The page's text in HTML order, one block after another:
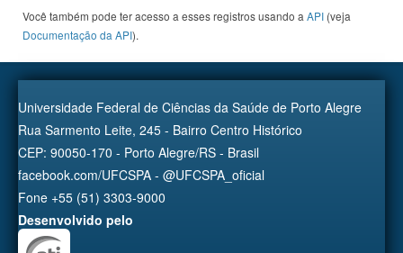
Você também pode ter acesso a esses registros usando a API (veja
Documentação da API).
Universidade Federal de Ciências da Saúde de Porto Alegre
Rua Sarmento Leite, 245 - Bairro Centro Histórico
CEP: 90050-170 - Porto Alegre/RS - Brasil
facebook.com/UFCSPA - @UFCSPA_oficial
Fone +55 (51) 3303-9000
Desenvolvido pelo